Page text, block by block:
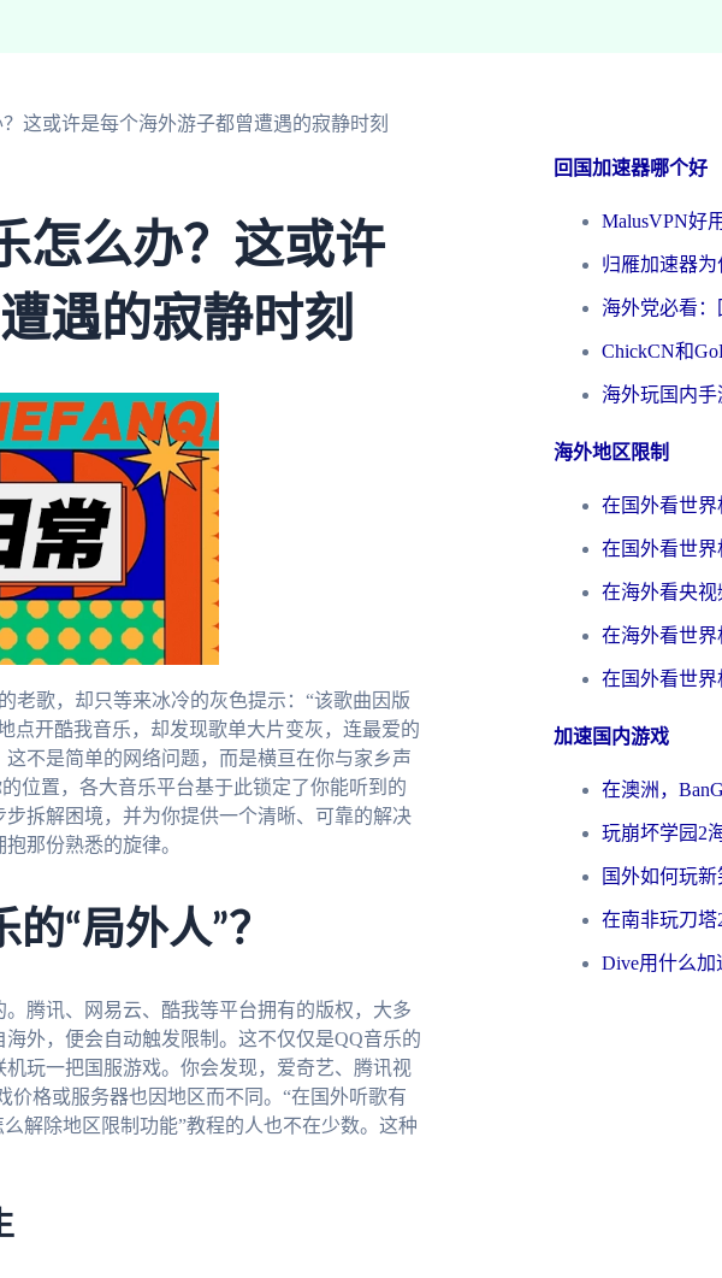
这或许是每个海外游子都曾遭遇的寂静时刻
怎么办？这或许
遇的寂静时刻
老歌，却只等来冰冷的灰色提示：“该歌曲因版
点开酷我音乐，却发现歌单大片变灰，连最爱的
不是简单的网络问题，而是横亘在你与家乡声
位置，各大音乐平台基于此锁定了你能听到的
拆解困境，并为你提供一个清晰、可靠的解决
那份熟悉的旋律。
“局外人”？
腾讯、网易云、酷我等平台拥有的版权，大多
外，便会自动触发限制。这不仅仅是QQ音乐的
玩一把国服游戏。你会发现，爱奇艺、腾讯视
价格或服务器也因地区而不同。“在国外听歌有
解除地区限制功能”教程的人也不在少数。这种
回国加速器哪个好
海外地区限制
加速国内游戏